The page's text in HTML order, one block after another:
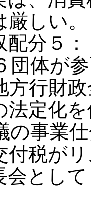
厳しい
配分５
団体が
方行財
法定化
の事業
付税が
会とし